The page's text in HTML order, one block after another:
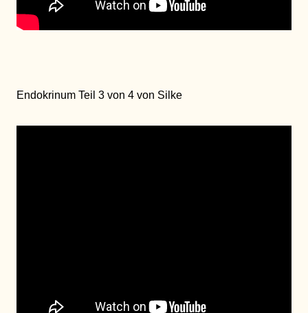
Endokrinum Teil 3 von 4 von Silke